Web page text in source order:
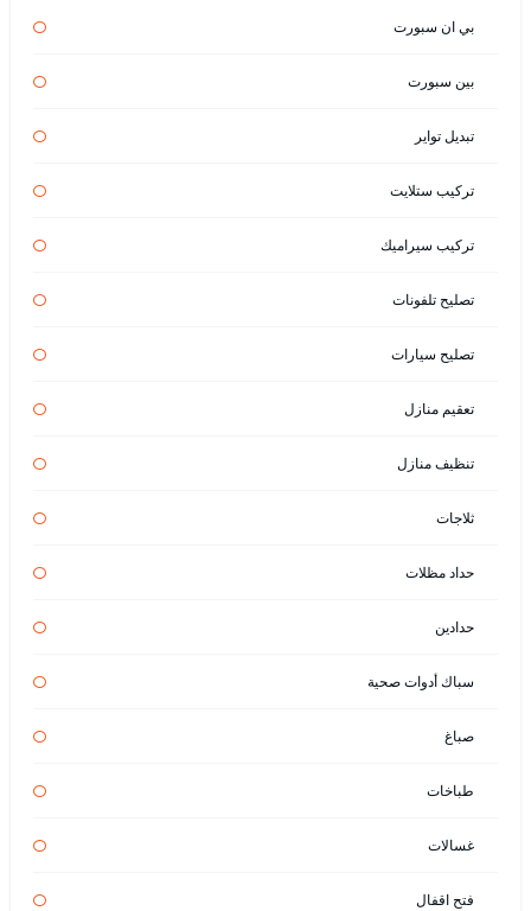
بي ان سبورت
بين سبورت
تبديل تواير
تركيب ستلايت
تركيب سيراميك
تصليح تلفونات
تصليح سيارات
تعقيم منازل
تنظيف منازل
ثلاجات
حداد مظلات
حدادين
سباك أدوات صحية
صباغ
طباخات
غسالات
فتح اقفال